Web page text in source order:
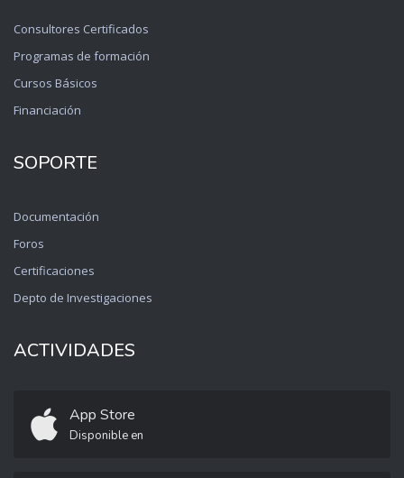
Consultores Certificados
Programas de formación
Cursos Básicos
Financiación
SOPORTE
Documentación
Foros
Certificaciones
Depto de Investigaciones
ACTIVIDADES
App Store
Disponible en